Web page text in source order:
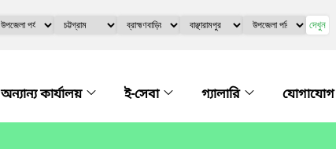
দেখুন
অন্যান্য কার্যালয় ই-সেবা গ্যালারি যোগাযোগ